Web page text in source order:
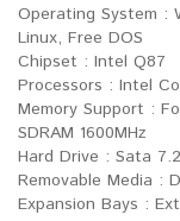
Operating System :
Linux, Free DOS
Chipset : Intel Q87
Processors : Intel
Memory Support :
SDRAM 1600MHz
Hard Drive : Sata
Removable Media :
Expansion Bays :